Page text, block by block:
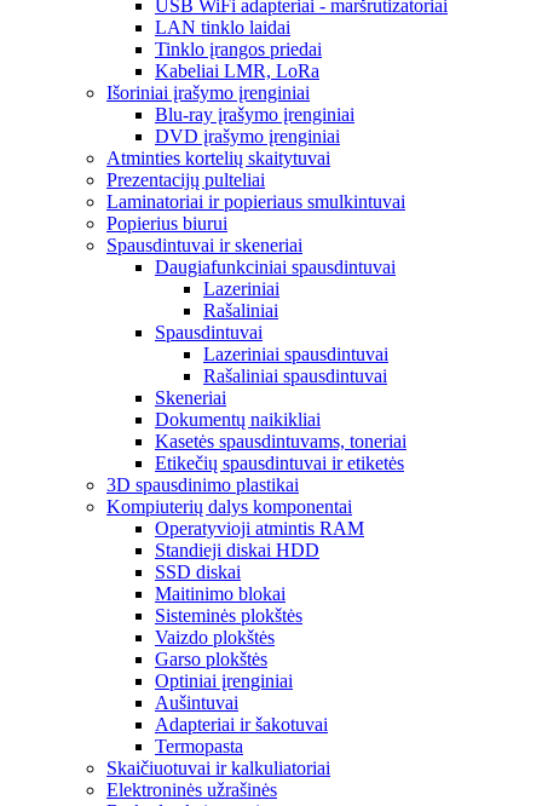
USB WiFi adapteriai - maršrutizatoriai
LAN tinklo laidai
Tinklo įrangos priedai
Kabeliai LMR, LoRa
Išoriniai įrašymo įrenginiai
Blu-ray įrašymo įrenginiai
DVD įrašymo įrenginiai
Atminties kortelių skaitytuvai
Prezentacijų pulteliai
Laminatoriai ir popieriaus smulkintuvai
Popierius biurui
Spausdintuvai ir skeneriai
Daugiafunkciniai spausdintuvai
Lazeriniai
Rašaliniai
Spausdintuvai
Lazeriniai spausdintuvai
Rašaliniai spausdintuvai
Skeneriai
Dokumentų naikikliai
Kasetės spausdintuvams, toneriai
Etikečių spausdintuvai ir etiketės
3D spausdinimo plastikai
Kompiuterių dalys komponentai
Operatyvioji atmintis RAM
Standieji diskai HDD
SSD diskai
Maitinimo blokai
Sisteminės plokštės
Vaizdo plokštės
Garso plokštės
Optiniai įrenginiai
Aušintuvai
Adapteriai ir šakotuvai
Termopasta
Skaičiuotuvai ir kalkuliatoriai
Elektroninės užrašinės